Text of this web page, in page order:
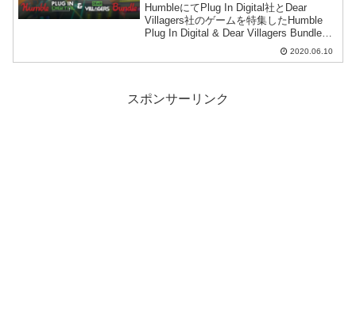
HumbleにてPlug In Digital社とDear
Villagers社のゲームを特集したHumble
Plug In Digital & Dear Villagers Bundleが
スタート。費用対効果の高い良バンドル
2020.06.10
スポンサーリンク